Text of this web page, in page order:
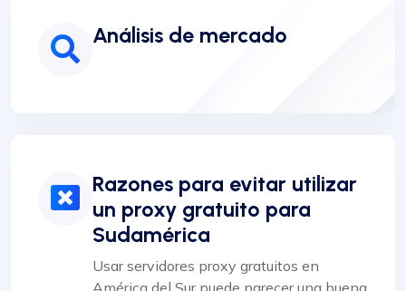
Análisis de mercado
Razones para evitar utilizar
un proxy gratuito para
Sudamérica
Usar servidores proxy gratuitos en
América del Sur puede parecer una buena